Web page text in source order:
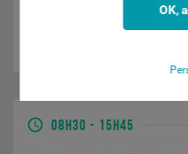
08H30 - 15H45
OK,